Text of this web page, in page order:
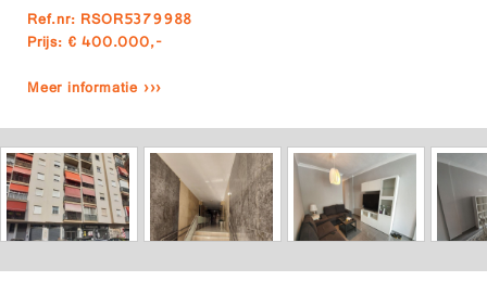
Ref.nr: RSOR5379988
Prijs: € 400.000,-
Meer informatie ›››